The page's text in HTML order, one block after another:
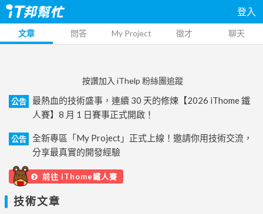
登入
文章 問答 My Project 徵才 聊天
按讚加入 iThelp 粉絲團追蹤
公告
最熱血的技術盛事，連續 30 天的修煉【2026 iThome 鐵
人賽】8 月 1 日賽事正式開啟！
公告
全新專區「My Project」正式上線！邀請你用技術交流，
分享最真實的開發經驗
前往 iThome鐵人賽
技術文章